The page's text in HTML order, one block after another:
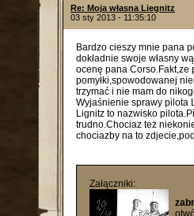
Re: Moja własna Liegnitz
03 sty 2013 - 11:35:10
Bardzo cieszy mnie pana
dokładnie swoje własny
ocenę pana Corso.Fakt,ze
pomyłki,spowodowanej
trzymać i nie mam do
Wyjaśnienie sprawy pilota
Lignitz to nazwisko
trudno.Chociaz też
chociazby na to
Załączniki: